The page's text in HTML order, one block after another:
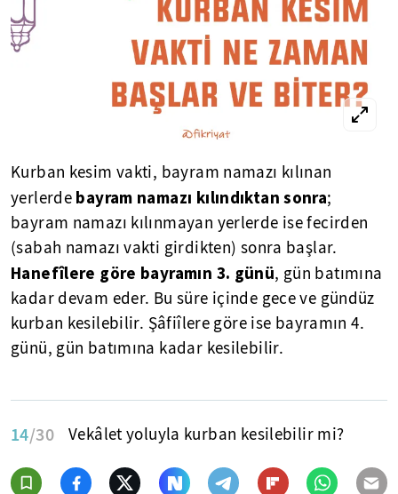
Kurban kesim vakti, bayram namazı kılınan
yerlerde bayram namazı kılındıktan sonra;
bayram namazı kılınmayan yerlerde ise fecirden
(sabah namazı vakti girdikten) sonra başlar.
Hanefîlere göre bayramın 3. günü, gün batımına
kadar devam eder. Bu süre içinde gece ve gündüz
kurban kesilebilir. Şâfiîlere göre ise bayramın 4.
günü, gün batımına kadar kesilebilir.
14/30 Vekâlet yoluyla kurban kesilebilir mi?